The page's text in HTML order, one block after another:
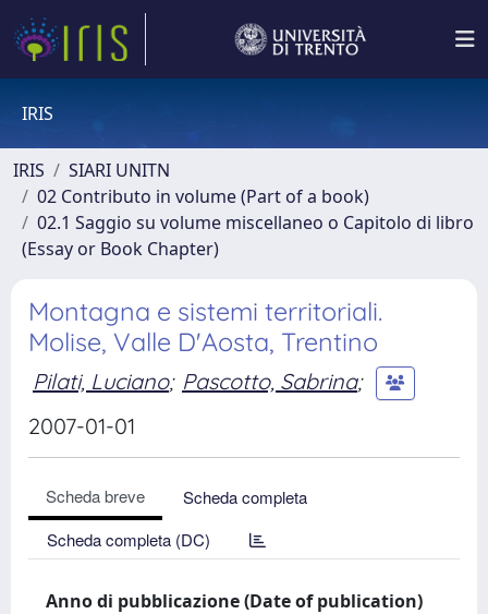
IRIS
IRIS
SIARI UNITN
02 Contributo in volume (Part of a book)
02.1 Saggio su volume miscellaneo o Capitolo di libro
(Essay or Book Chapter)
Montagna e sistemi territoriali.
Molise, Valle D'Aosta, Trentino
Pilati, Luciano; Pascotto, Sabrina;
2007-01-01
Scheda breve
Scheda completa
Scheda completa (DC)
Anno di pubblicazione (Date of publication)